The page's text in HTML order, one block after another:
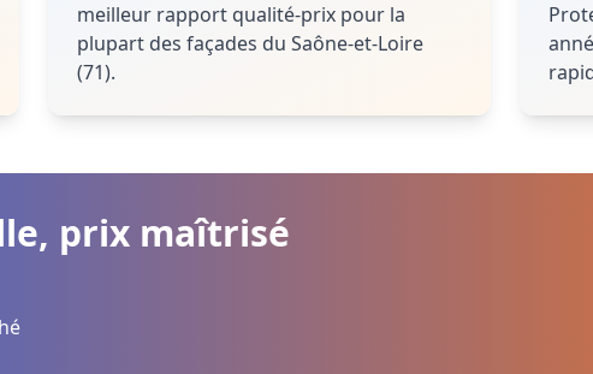
meilleur rapport qualité-prix pour la
plupart des façades du Saône-et-Loire
(71).
prix maîtrisé